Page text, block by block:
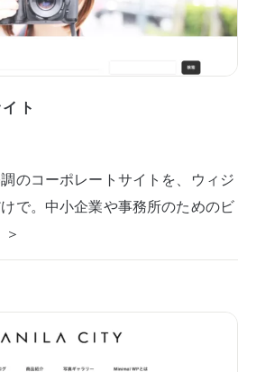
ト
のコーポレートサイトを、ウィジ
で。中小企業や事務所のためのビ